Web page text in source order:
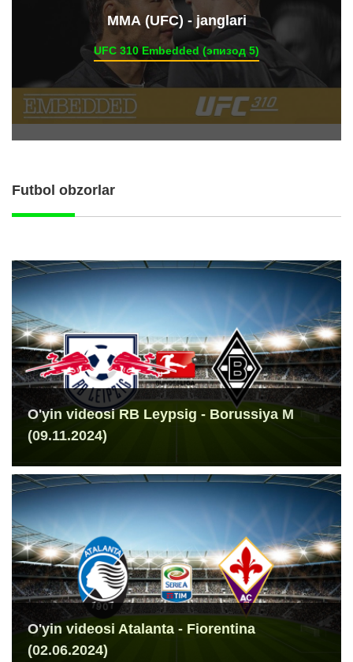
ММА (UFC) - janglari
UFC 310 Embedded (эпизод 5)
Futbol obzorlar
O'yin videosi RB Leypsig - Borussiya M
(09.11.2024)
O'yin videosi Atalanta - Fiorentina
(02.06.2024)